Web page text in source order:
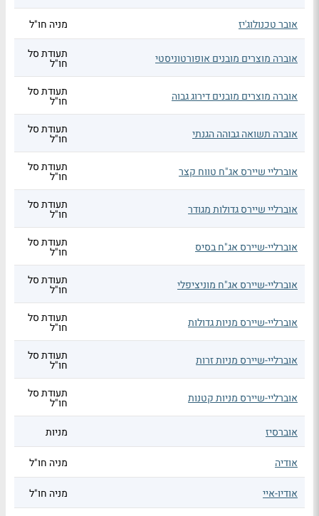
אובר טכנולוג'יז מניה חו"ל
אוברה מוצרים מובנים אופורטוניסטי תעודת סל
חו"ל
אוברה מוצרים מובנים דירוג גבוה תעודת סל
חו"ל
אוברה תשואה גבוהה הגנתי תעודת סל
חו"ל
אוברליי שיירס אג"ח טווח קצר תעודת סל
חו"ל
אוברליי שיירס גדולות מגודר תעודת סל
חו"ל
אוברליי-שיירס אג"ח בסיס תעודת סל
חו"ל
אוברליי-שיירס אג"ח מוניציפלי תעודת סל
חו"ל
אוברליי-שיירס מניות גדולות תעודת סל
חו"ל
אוברליי-שיירס מניות זרות תעודת סל
חו"ל
אוברליי-שיירס מניות קטנות תעודת סל
חו"ל
אוברסיז
מניות
אודיה מניה חו"ל
אודיו-איי מניה חו"ל